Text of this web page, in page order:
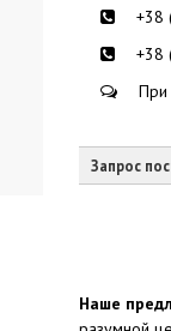
+38
+38
Запрос
Наше